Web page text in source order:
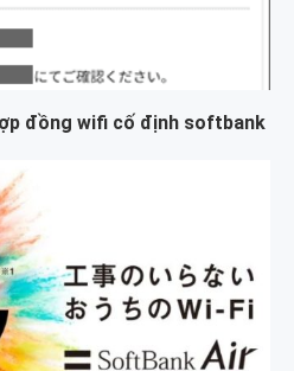
đồng wifi cố định softbank